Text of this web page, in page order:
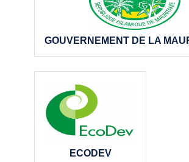
GOUVERNEMENT DE LA
ECODEV